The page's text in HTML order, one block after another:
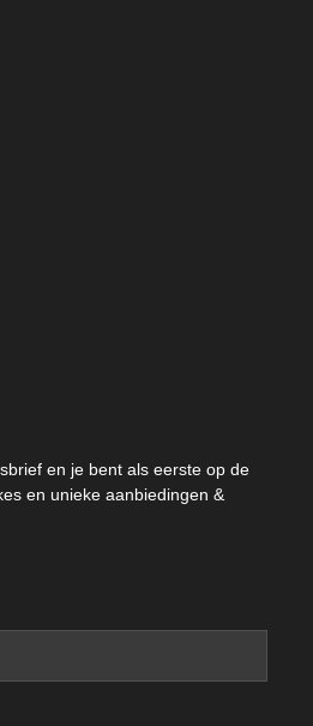
en je bent als eerste op de
en unieke aanbiedingen &